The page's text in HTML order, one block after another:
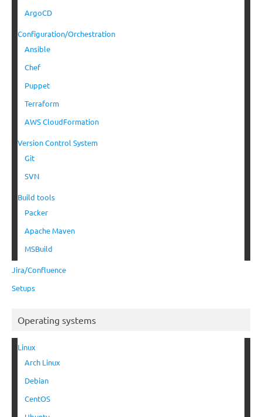
ArgoCD
Configuration/Orchestration
Ansible
Chef
Puppet
Terraform
AWS CloudFormation
Version Control System
Git
SVN
Build tools
Packer
Apache Maven
MSBuild
Jira/Confluence
Setups
Operating systems
Linux
Arch Linux
Debian
CentOS